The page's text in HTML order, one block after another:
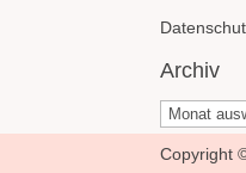
Archiv
Archiv
Copyright